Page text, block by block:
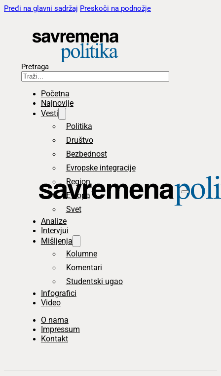
Pređi na glavni sadržaj Preskoči na podnožje
Pretraga
Početna
Najnovije
Vesti
Politika
Društvo
Bezbednost
Evropske integracije
Region
Evropa
Svet
Analize
Intervjui
Mišljenja
Kolumne
Komentari
Studentski ugao
Infografici
Video
O nama
Impressum
Kontakt